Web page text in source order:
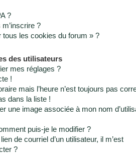
?
?
tous les cookies du forum » ?
des utilisateurs
mes réglages ?
!
mais l’heure n’est toujours pas
dans la liste !
une image associée à mon nom
puis-je le modifier ?
de courriel d’un utilisateur, il m’est
?